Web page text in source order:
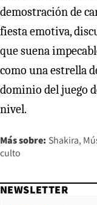
demostración de
fiesta emotiva,
que suena
como una estrella
dominio del juego
nivel.
Más sobre: Shakira
culto
NEWSLETTER